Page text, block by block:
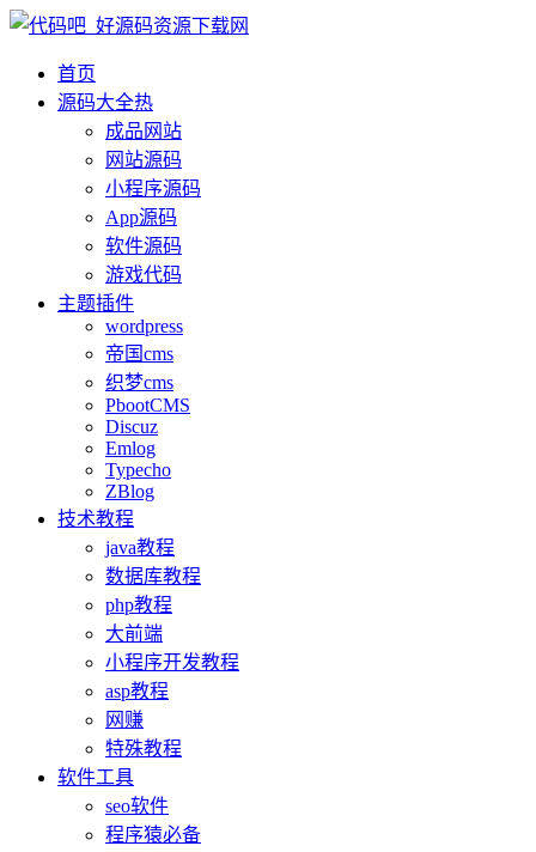
首页
源码大全热
成品网站
网站源码
小程序源码
App源码
软件源码
游戏代码
主题插件
wordpress
帝国cms
织梦cms
PbootCMS
Discuz
Emlog
Typecho
ZBlog
技术教程
java教程
数据库教程
php教程
大前端
小程序开发教程
asp教程
网赚
特殊教程
软件工具
seo软件
程序猿必备